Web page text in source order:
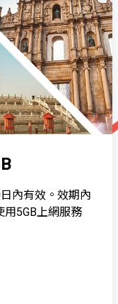
內有效。效期內
5GB上網服務